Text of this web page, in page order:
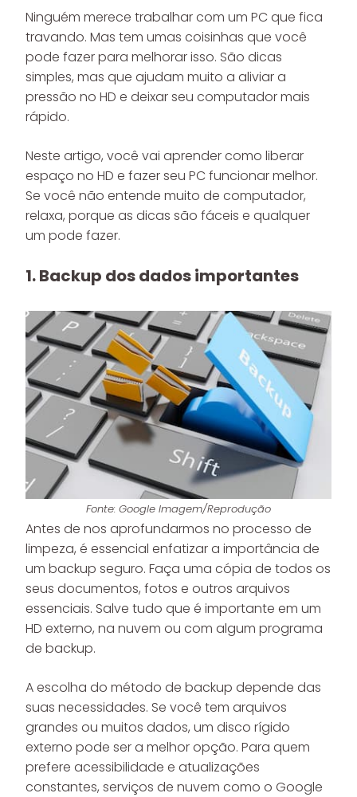
Ninguém merece trabalhar com um PC que fica
travando. Mas tem umas coisinhas que você
pode fazer para melhorar isso. São dicas
simples, mas que ajudam muito a aliviar a
pressão no HD e deixar seu computador mais
rápido.
Neste artigo, você vai aprender como liberar
espaço no HD e fazer seu PC funcionar melhor.
Se você não entende muito de computador,
relaxa, porque as dicas são fáceis e qualquer
um pode fazer.
1. Backup dos dados importantes
Fonte: Google Imagem/Reprodução
Antes de nos aprofundarmos no processo de
limpeza, é essencial enfatizar a importância de
um backup seguro. Faça uma cópia de todos os
seus documentos, fotos e outros arquivos
essenciais. Salve tudo que é importante em um
HD externo, na nuvem ou com algum programa
de backup.
A escolha do método de backup depende das
suas necessidades. Se você tem arquivos
grandes ou muitos dados, um disco rígido
externo pode ser a melhor opção. Para quem
prefere acessibilidade e atualizações
constantes, serviços de nuvem como o Google